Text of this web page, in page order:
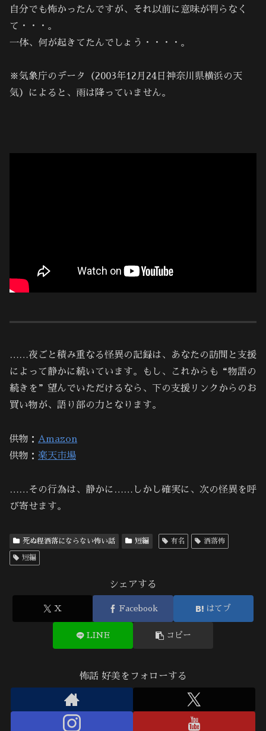
自分でも怖かったんですが、それ以前に意味が判らなく
て・・・。
一体、何が起きてたんでしょう・・・・。
※気象庁のデータ（2003年12月24日神奈川県横浜の天
気）によると、雨は降っていません。
……夜ごと積み重なる怪異の記録は、あなたの訪問と支援
によって静かに続いています。もし、これからも“物語の
続きを”望んでいただけるなら、下の支援リンクからのお
買い物が、語り部の力となります。
供物： Amazon
供物： 楽天市場
……その行為は、静かに……しかし確実に、次の怪異を呼
び寄せます。
死ぬ程洒落にならない怖い話 短編 有名 洒落怖
短編
シェアする
X Facebook はてブ
LINE コピー
怖話 好美をフォローする